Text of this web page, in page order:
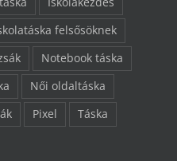
felsősöknek
Notebook táska
Női oldaltáska
Pixel Táska